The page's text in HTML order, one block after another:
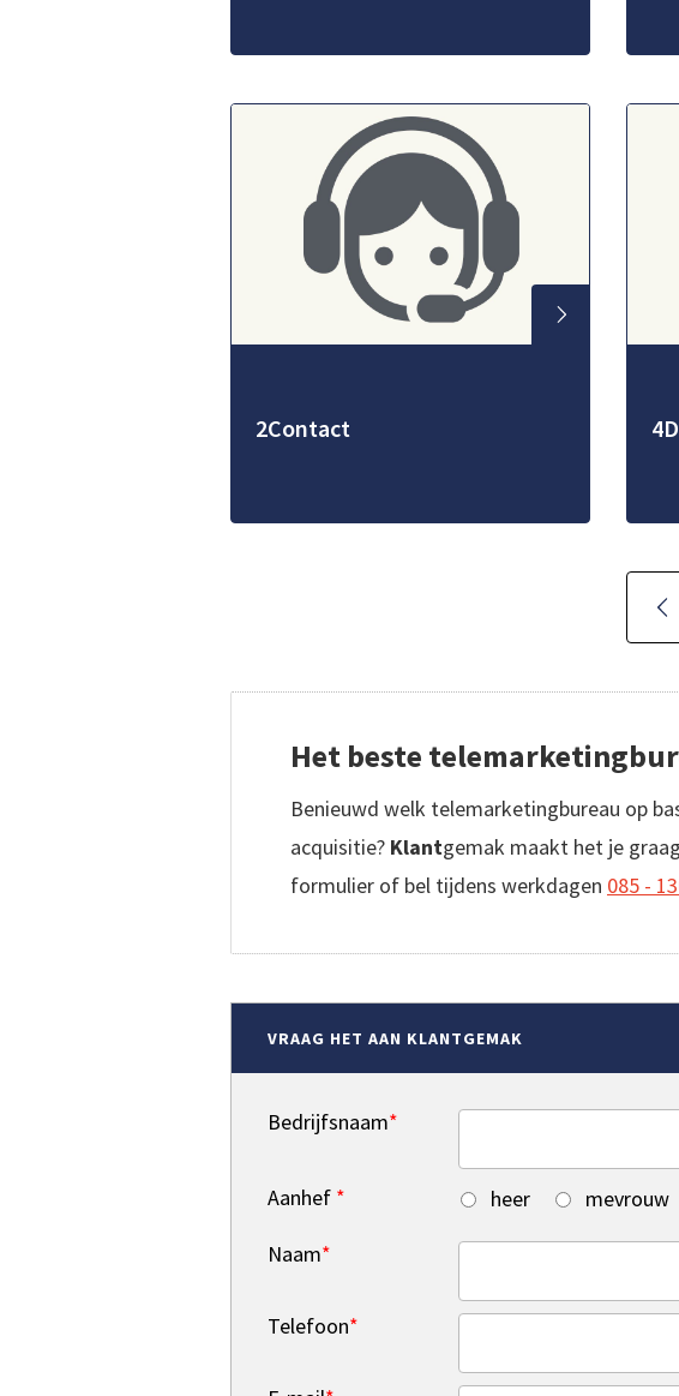
2Contact
Het beste
Benieuwd welk telemarketingbureau op
acquisitie? Klantgemak maakt het je
formulier of bel tijdens werkdagen 085 -
VRAAG HET AAN KLANTGEMAK
Bedrijfsnaam*
Aanhef * heer
mevrouw
Naam*
Telefoon*